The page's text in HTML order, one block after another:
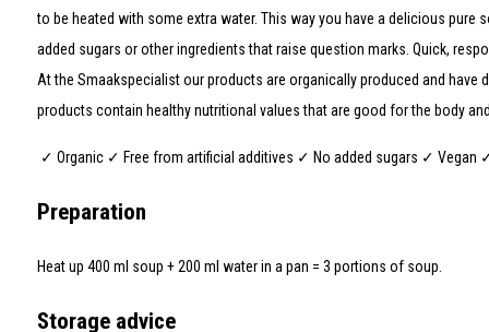
to be heated with some extra water. This way you have a delicious pure
added sugars or other ingredients that raise question marks. Quick,
At the Smaakspecialist our products are organically produced and have
products contain healthy nutritional values that are good for the body
✓ Organic ✓ Free from artificial additives ✓ No added sugars ✓ Vegan
Preparation
Heat up 400 ml soup + 200 ml water in a pan = 3 portions of soup.
Storage advice